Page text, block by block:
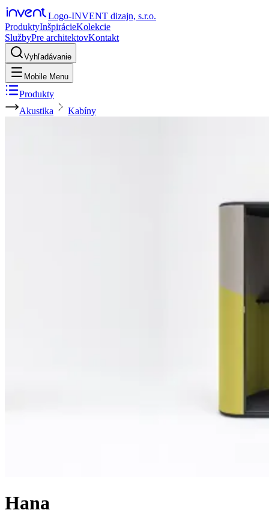
Logo-INVENT dizajn, s.r.o.
ProduktyInšpirácieKolekcie
SlužbyPre architektovKontakt
Vyhľadávanie
Mobile Menu
Produkty
Akustika
Kabíny
Hana